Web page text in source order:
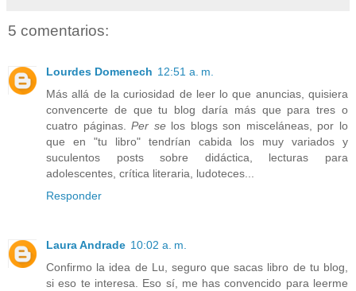
5 comentarios:
Lourdes Domenech 12:51 a. m.
Más allá de la curiosidad de leer lo que anuncias, quisiera
convencerte de que tu blog daría más que para tres o
cuatro páginas.Per selos blogs son misceláneas, por lo
que en "tu libro" tendrían cabida los muy variados y
suculentos posts sobre didáctica, lecturas para
adolescentes, crítica literaria, ludoteces...
Responder
Laura Andrade 10:02 a. m.
Confirmo la idea de Lu, seguro que sacas libro de tu blog,
si eso te interesa. Eso sí, me has convencido para leerme